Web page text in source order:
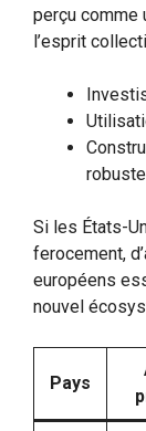
perçu comme
l’esprit
robuste
Si les États-
ferocement,
européens
nouvel
Pays